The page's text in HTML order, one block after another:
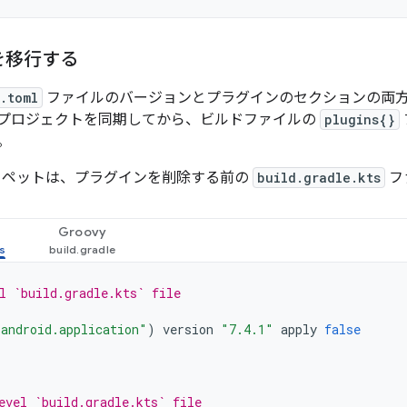
行する
ファイルのバージョンとプラグインのセクションの両
ロジェクトを同期してから、ビルドファイルの plugins{}
ットは、プラグインを削除する前の build.gradle.kts
Groovy
`build.gradle.kts` file
) version "7.4.1" apply false
`build.gradle.kts` file